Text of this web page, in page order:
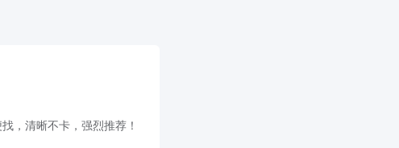
，清晰不卡，强烈推荐！